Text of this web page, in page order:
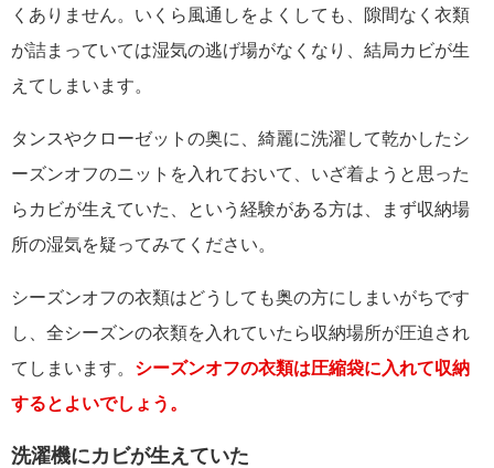
くありません。いくら風通しをよくしても、隙間なく衣類
が詰まっていては湿気の逃げ場がなくなり、結局カビが生
えてしまいます。
タンスやクローゼットの奥に、綺麗に洗濯して乾かしたシ
ーズンオフのニットを入れておいて、いざ着ようと思った
らカビが生えていた、という経験がある方は、まず収納場
所の湿気を疑ってみてください。
シーズンオフの衣類はどうしても奥の方にしまいがちです
し、全シーズンの衣類を入れていたら収納場所が圧迫され
てしまいます。 シーズンオフの衣類は圧縮袋に入れて収納
するとよいでしょう。
洗濯機にカビが生えていた